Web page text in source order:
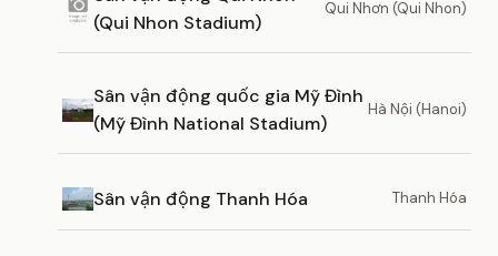
(Qui Nhon Stadium)
Qui Nhơn (Qui Nhon)
Sân vận động quốc gia Mỹ Đình
(Mỹ Đình National Stadium)
Hà Nội (Hanoi)
Sân vận động Thanh Hóa Thanh Hóa